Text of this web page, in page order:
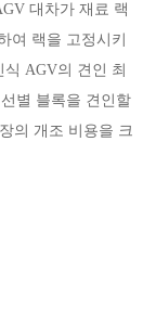
대차가 재료 랙
여 랙을 고정시키
AGV의 견인 최
별 블록을 견인할
의 개조 비용을 크